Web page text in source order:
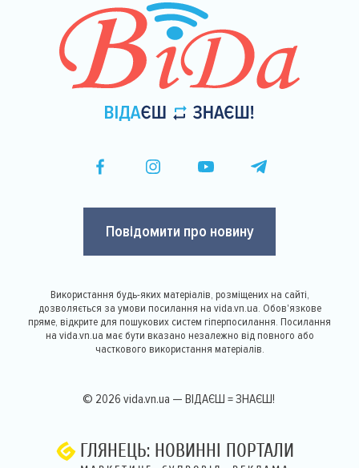
Повідомити про новину
Використання будь-яких матеріалів, розміщених на сайті,
дозволяється за умови посилання на vida.vn.ua. Обов'язкове
пряме, відкрите для пошукових систем гіперпосилання. Посилання
на vida.vn.ua має бути вказано незалежно від повного або
часткового використання матеріалів.
© 2026 vida.vn.ua — ВІДАЄШ = ЗНАЄШ!
ГЛЯНЕЦЬ: НОВИННІ ПОРТАЛИ